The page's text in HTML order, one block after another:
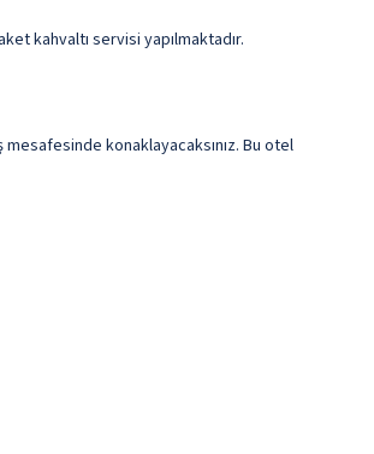
kahvaltı servisi yapılmaktadır.
konaklayacaksınız. Bu otel